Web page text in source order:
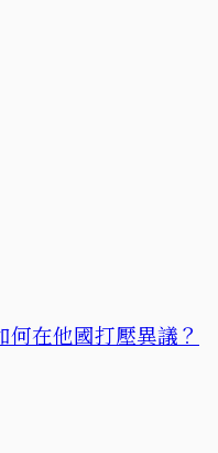
何在他國打壓異議？